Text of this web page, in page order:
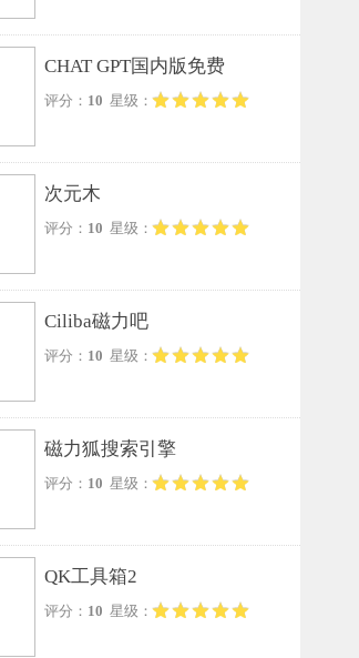
CHAT GPT国内版免费
评分： 10 星级：
次元木
评分： 10 星级：
Ciliba磁力吧
评分： 10 星级：
磁力狐搜索引擎
评分： 10 星级：
QK工具箱2
评分： 10 星级：